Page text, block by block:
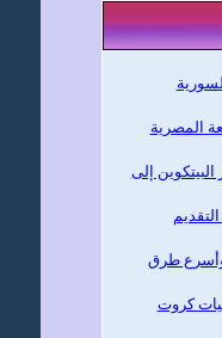
المصرية
إلى
التقديم
ظهور نتيجة الثانوية العامة 2023 وأسرع طرق
وخلفيات كروت